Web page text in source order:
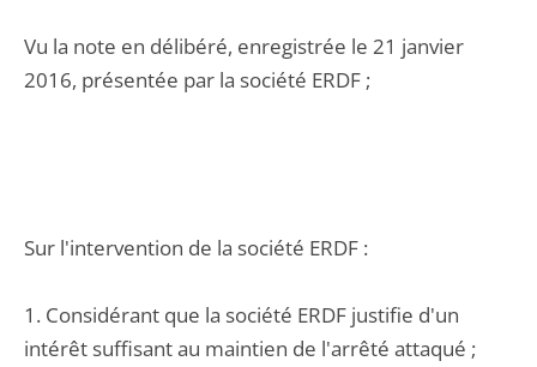
Vu la note en délibéré, enregistrée le 21 janvier
2016, présentée par la société ERDF ;
Sur l'intervention de la société ERDF :
1. Considérant que la société ERDF justifie d'un
intérêt suffisant au maintien de l'arrêté attaqué ;